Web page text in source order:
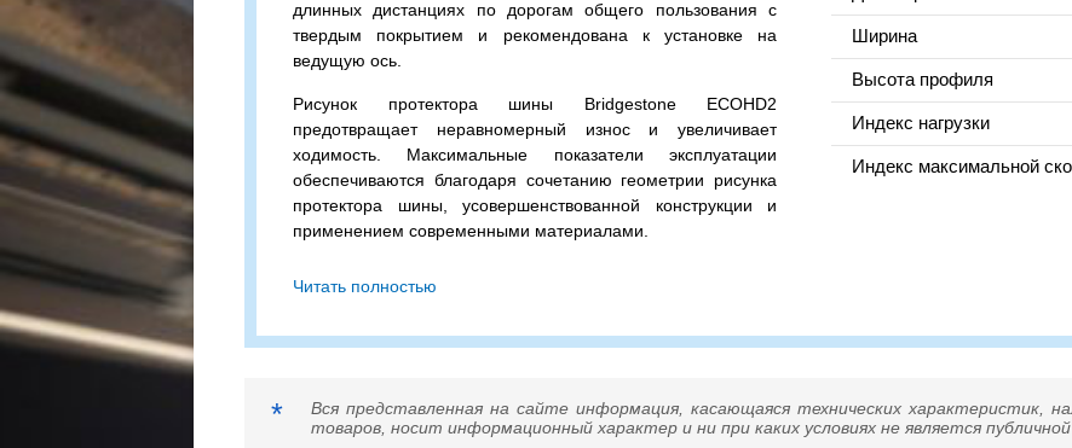
длинных дистанциях по дорогам общего пользования с
твердым покрытием и рекомендована к установке на
ведущую ось.
Рисунок протектора шины Bridgestone ECOHD2
предотвращает неравномерный износ и увеличивает
ходимость. Максимальные показатели эксплуатации
обеспечиваются благодаря сочетанию геометрии рисунка
протектора шины, усовершенствованной конструкции и
применением современными материалами.
скоростью в 120 км/ч.
подходящий вариант!
Читать полностью
Ширина
Высота профиля
Индекс нагрузки
Индекс максимальной
*
Вся представленная на сайте информация, касающаяся технических характеристик,
товаров, носит информационный характер и ни при каких условиях не является